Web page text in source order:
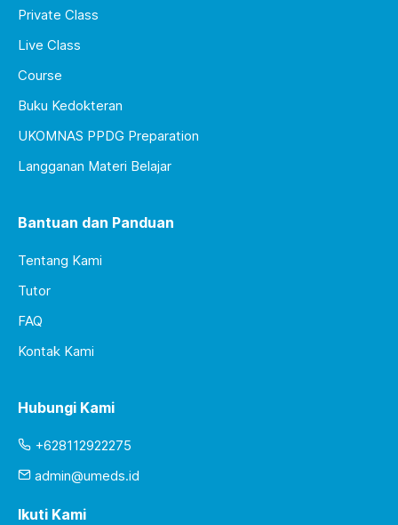
Private Class
Live Class
Course
Buku Kedokteran
UKOMNAS PPDG Preparation
Langganan Materi Belajar
Bantuan dan Panduan
Tentang Kami
Tutor
FAQ
Kontak Kami
Hubungi Kami
+628112922275
admin@umeds.id
Ikuti Kami